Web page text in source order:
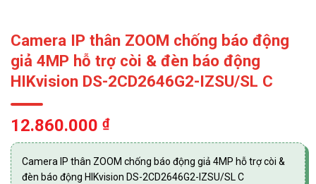
Camera IP thân ZOOM chống báo động
giả 4MP hỗ trợ còi & đèn báo động
HIKvision DS-2CD2646G2-IZSU/SL C
12.860.000 ₫
Camera IP thân ZOOM chống báo động giả 4MP hỗ trợ còi &
đèn báo động HIKvision DS-2CD2646G2-IZSU/SL C